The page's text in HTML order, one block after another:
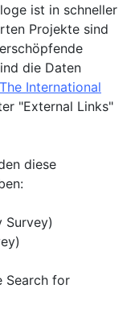
ist in schneller
Projekte sind
die Daten
International
"External Links"
diese
Survey)
Search for